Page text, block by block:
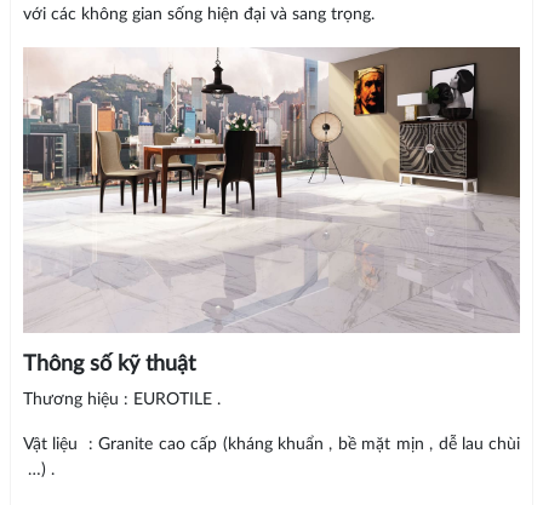
với các không gian sống hiện đại và sang trọng.
Thông số kỹ thuật
Thương hiệu : EUROTILE .
Vật liệu : Granite cao cấp (kháng khuẩn , bề mặt mịn , dễ lau chùi
…) .